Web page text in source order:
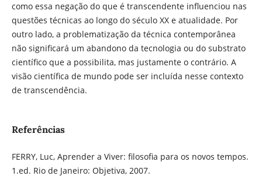
como essa negação do que é transcendente influenciou nas
questões técnicas ao longo do século XX e atualidade. Por
outro lado, a problematização da técnica contemporânea
não significará um abandono da tecnologia ou do substrato
científico que a possibilita, mas justamente o contrário. A
visão científica de mundo pode ser incluída nesse contexto
de transcendência.
Referências
FERRY, Luc, Aprender a Viver: filosofia para os novos tempos.
1.ed. Rio de Janeiro: Objetiva, 2007.